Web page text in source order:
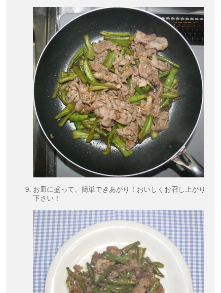
お皿に盛って、簡単できあがり！おいしくお召し上がり
下さい！